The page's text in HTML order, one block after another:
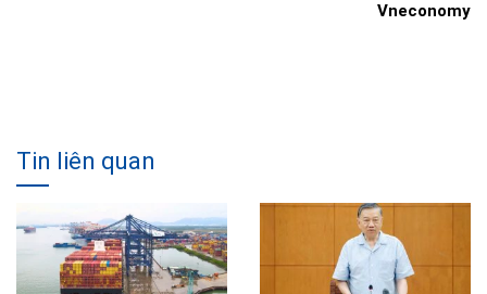
Vneconomy
Tin liên quan